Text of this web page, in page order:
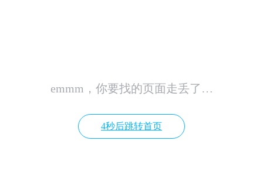
emmm，你要找的页面走丢了…
4秒后跳转首页